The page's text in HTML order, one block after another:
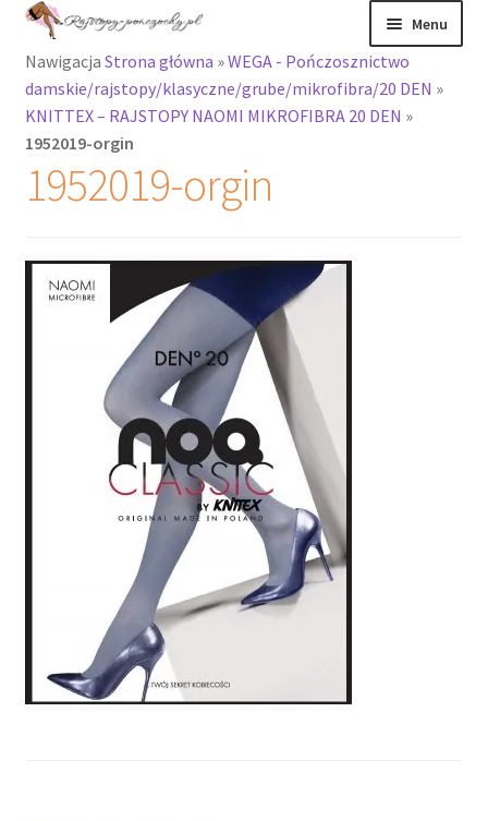
Przejdź
nawigacji
Przejdź
treści
Menu
Rajstopy
Rozwiń
menu
potomne
Rajstopy Orirose
Pończochy i
Podkolanówki i
skarpetki
Rozwiń
menu
potomne
Nawigacja Strona główna »WEGA - Pończosznictwo
damskie/rajstopy/klasyczne/grube/mikrofibra/20 DEN »
KNITTEX – RAJSTOPY NAOMI MIKROFIBRA 20 DEN »
1952019-orgin
1952019-orgin